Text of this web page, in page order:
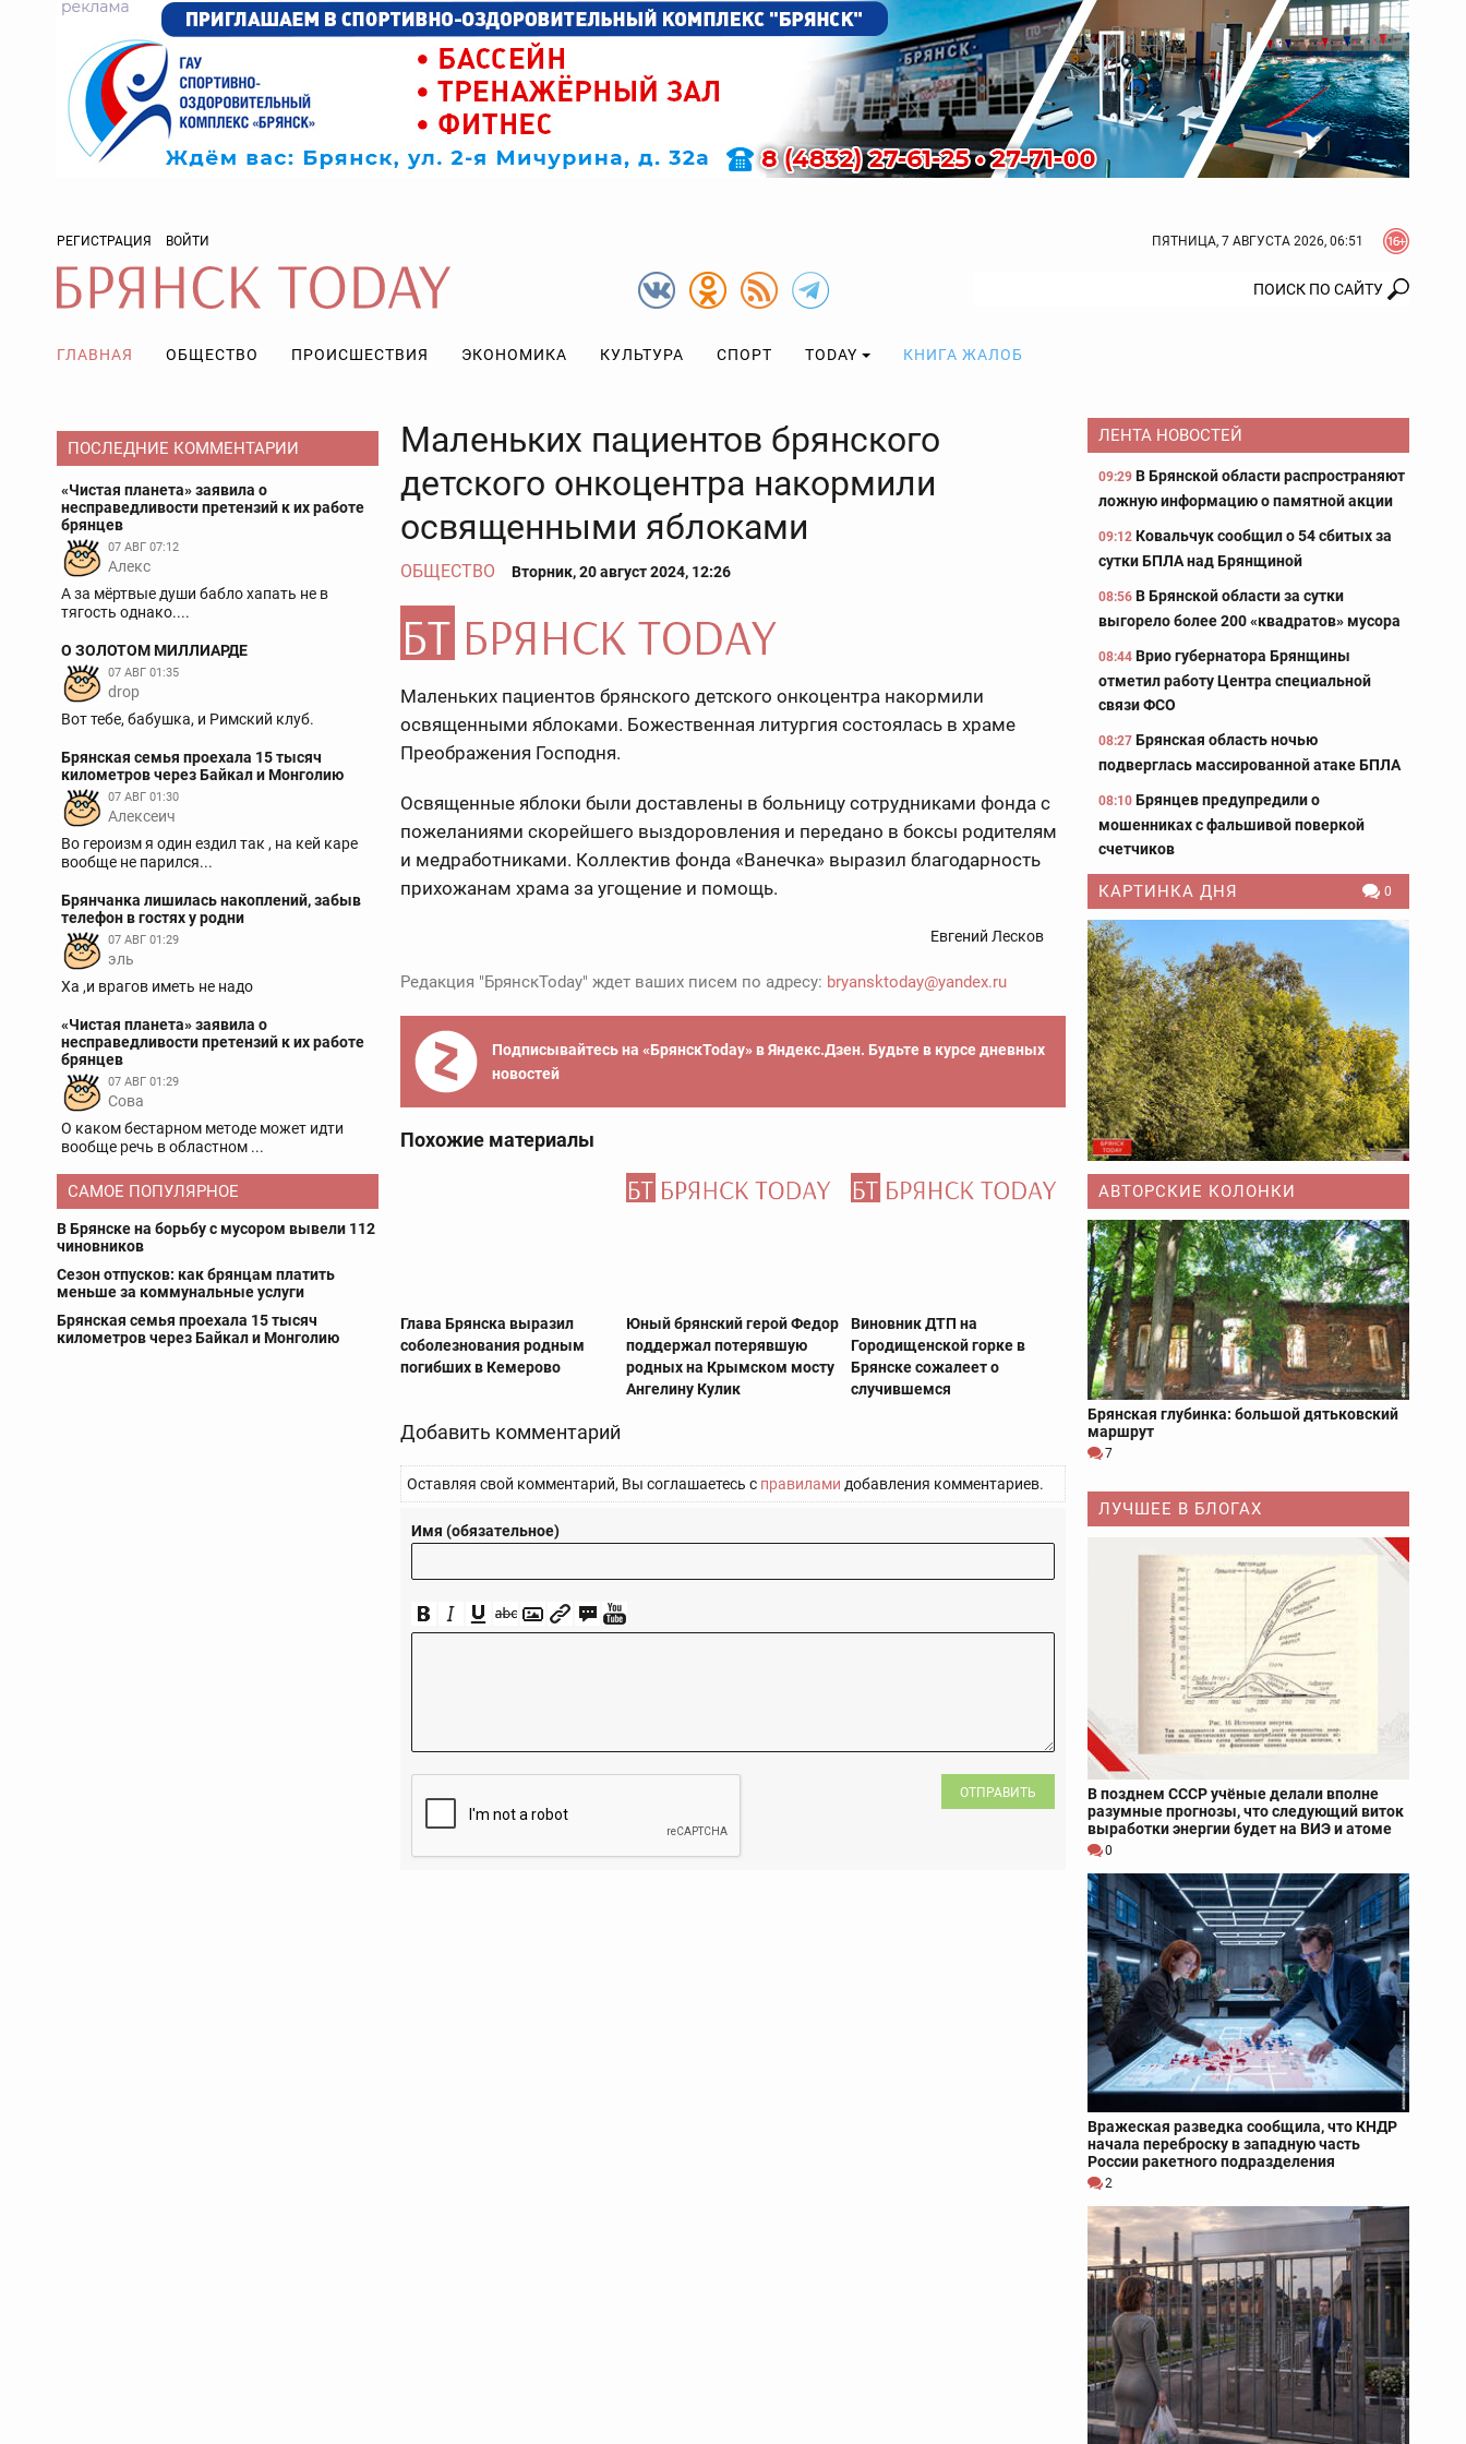
РЕГИСТРАЦИЯ ВОЙТИ ПЯТНИЦА, 7 АВГУСТА 2026, 06:51
ГЛАВНАЯ ОБЩЕСТВО ПРОИСШЕСТВИЯ ЭКОНОМИКА КУЛЬТУРА СПОРТ TODAY КНИГА ЖАЛОБ
ПОСЛЕДНИЕ КОММЕНТАРИИ
«Чистая планета» заявила о
несправедливости претензий к их работе
брянцев
07 АВГ 07:12
Aлекс
А за мёртвые души бабло хапать не в
тягость однако....
О ЗОЛОТОМ МИЛЛИАРДЕ
07 АВГ 01:35
drop
Вот тебе, бабушка, и Римский клуб.
Брянская семья проехала 15 тысяч
километров через Байкал и Монголию
07 АВГ 01:30
Алексеич
Во героизм я один ездил так , на кей каре
вообще не парился...
Брянчанка лишилась накоплений, забыв
телефон в гостях у родни
07 АВГ 01:29
эль
Ха ,и врагов иметь не надо
«Чистая планета» заявила о
несправедливости претензий к их работе
брянцев
07 АВГ 01:29
Сова
О каком бестарном методе может идти
вообще речь в областном ...
САМОЕ ПОПУЛЯРНОЕ
В Брянске на борьбу с мусором вывели 112
чиновников
Сезон отпусков: как брянцам платить
меньше за коммунальные услуги
Брянская семья проехала 15 тысяч
километров через Байкал и Монголию
Маленьких пациентов брянского
детского онкоцентра накормили
освященными яблоками
ОБЩЕСТВО Вторник, 20 август 2024, 12:26
Маленьких пациентов брянского детского онкоцентра накормили
освященными яблоками. Божественная литургия состоялась в храме
Преображения Господня.
Освященные яблоки были доставлены в больницу сотрудниками фонда с
пожеланиями скорейшего выздоровления и передано в боксы родителям
и медработниками. Коллектив фонда «Ванечка» выразил благодарность
прихожанам храма за угощение и помощь.
Евгений Лесков
Редакция "БрянскToday" ждет ваших писем по адресу: bryansktoday@yandex.ru
Подписывайтесь на «БрянскToday» в Яндекс.Дзен. Будьте в курсе дневных
новостей
Похожие материалы
Глава Брянска выразил
соболезнования родным
погибших в Кемерово
Юный брянский герой Федор
поддержал потерявшую
родных на Крымском мосту
Ангелину Кулик
Виновник ДТП на
Городищенской горке в
Брянске сожалеет о
случившемся
Добавить комментарий
Оставляя свой комментарий, Вы соглашаетесь с правилами добавления комментариев.
Имя (обязательное)
ОТПРАВИТЬ
ЛЕНТА НОВОСТЕЙ
09:29 В Брянской области распространяют
ложную информацию о памятной акции
09:12 Ковальчук сообщил о 54 сбитых за
сутки БПЛА над Брянщиной
08:56 В Брянской области за сутки
выгорело более 200 «квадратов» мусора
08:44 Врио губернатора Брянщины
отметил работу Центра специальной
связи ФСО
08:27 Брянская область ночью
подверглась массированной атаке БПЛА
08:10 Брянцев предупредили о
мошенниках с фальшивой поверкой
счетчиков
КАРТИНКА ДНЯ 0
АВТОРСКИЕ КОЛОНКИ
Брянская глубинка: большой дятьковский
маршрут
7
ЛУЧШЕЕ В БЛОГАХ
В позднем СССР учёные делали вполне
разумные прогнозы, что следующий виток
выработки энергии будет на ВИЭ и атоме
0
Вражеская разведка сообщила, что КНДР
начала переброску в западную часть
России ракетного подразделения
2